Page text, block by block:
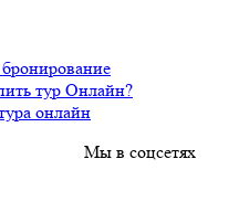
тур Онлайн?
онлайн
Мы в соцсетях